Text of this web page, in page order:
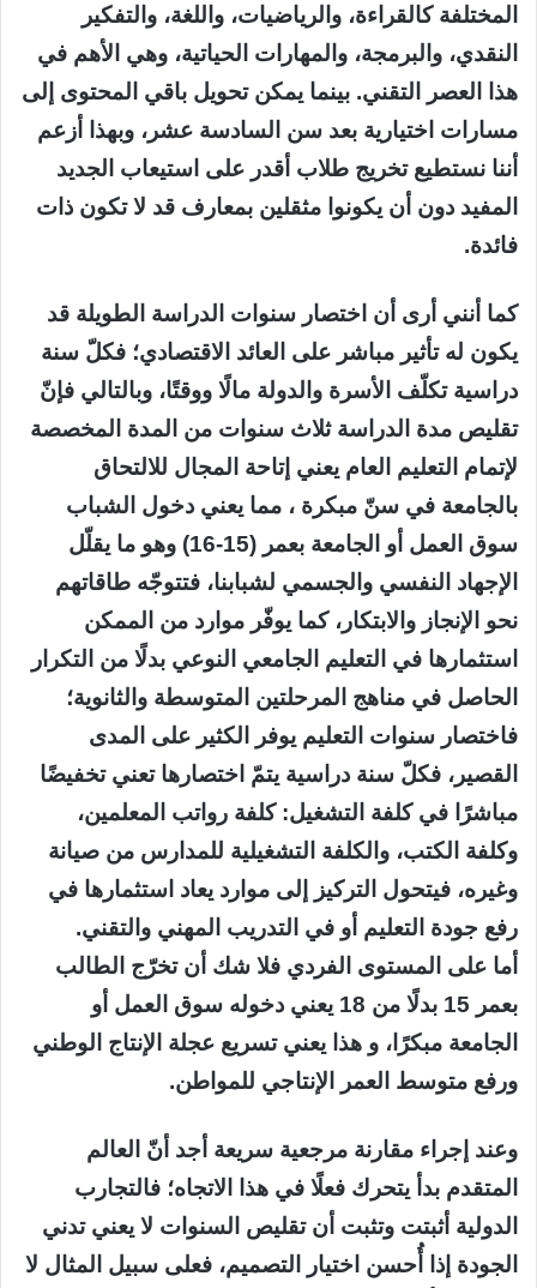
المختلفة كالقراءة، والرياضيات، واللغة، والتفكير
النقدي، والبرمجة، والمهارات الحياتية، وهي الأهم في
هذا العصر التقني. بينما يمكن تحويل باقي المحتوى إلى
مسارات اختيارية بعد سن السادسة عشر، وبهذا أزعم
أننا نستطيع تخريج طلاب أقدر على استيعاب الجديد
المفيد دون أن يكونوا مثقلين بمعارف قد لا تكون ذات
فائدة.
كما أنني أرى أن اختصار سنوات الدراسة الطويلة قد
يكون له تأثير مباشر على العائد الاقتصادي؛ فكلّ سنة
دراسية تكلّف الأسرة والدولة مالًا ووقتًا، وبالتالي فإنّ
تقليص مدة الدراسة ثلاث سنوات من المدة المخصصة
لإتمام التعليم العام يعني إتاحة المجال للالتحاق
بالجامعة في سنّ مبكرة ، مما يعني دخول الشباب
سوق العمل أو الجامعة بعمر (15-16) وهو ما يقلّل
الإجهاد النفسي والجسمي لشبابنا، فتتوجّه طاقاتهم
نحو الإنجاز والابتكار، كما يوفّر موارد من الممكن
استثمارها في التعليم الجامعي النوعي بدلًا من التكرار
الحاصل في مناهج المرحلتين المتوسطة والثانوية؛
فاختصار سنوات التعليم يوفر الكثير على المدى
القصير، فكلّ سنة دراسية يتمّ اختصارها تعني تخفيضًا
مباشرًا في كلفة التشغيل: كلفة رواتب المعلمين،
وكلفة الكتب، والكلفة التشغيلية للمدارس من صيانة
وغيره، فيتحول التركيز إلى موارد يعاد استثمارها في
رفع جودة التعليم أو في التدريب المهني والتقني.
أما على المستوى الفردي فلا شك أن تخرّج الطالب
بعمر 15 بدلًا من 18 يعني دخوله سوق العمل أو
الجامعة مبكرًا، و هذا يعني تسريع عجلة الإنتاج الوطني
ورفع متوسط العمر الإنتاجي للمواطن.
وعند إجراء مقارنة مرجعية سريعة أجد أنّ العالم
المتقدم بدأ يتحرك فعلًا في هذا الاتجاه؛ فالتجارب
الدولية أثبتت وتثبت أن تقليص السنوات لا يعني تدني
الجودة إذا أُحسن اختيار التصميم، فعلى سبيل المثال لا